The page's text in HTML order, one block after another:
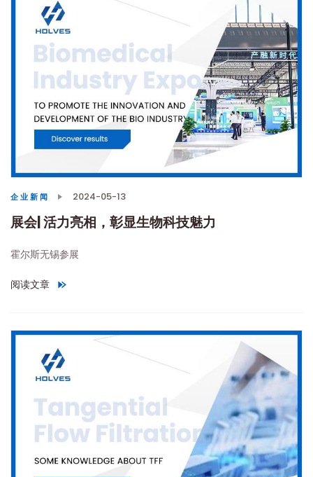
展会| 活力亮相，彰显生物科技魅力
霍尔斯无锡参展
阅读文章
"展会| 活力亮相，彰显生物科技魅力
2024-05-13
企业新闻